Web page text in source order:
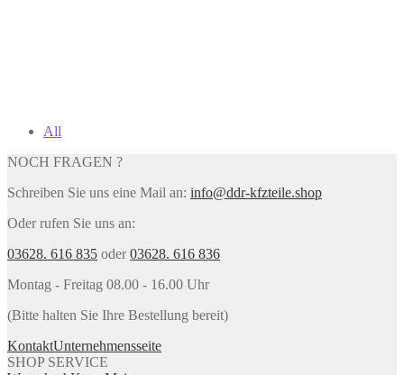
All
NOCH FRAGEN ?
Schreiben Sie uns eine Mail an: info@ddr-kfzteile.shop
Oder rufen Sie uns an:
03628. 616 835 oder03628. 616 836
Montag - Freitag 08.00 - 16.00 Uhr
(Bitte halten Sie Ihre Bestellung bereit)
KontaktUnternehmensseite
SHOP SERVICE